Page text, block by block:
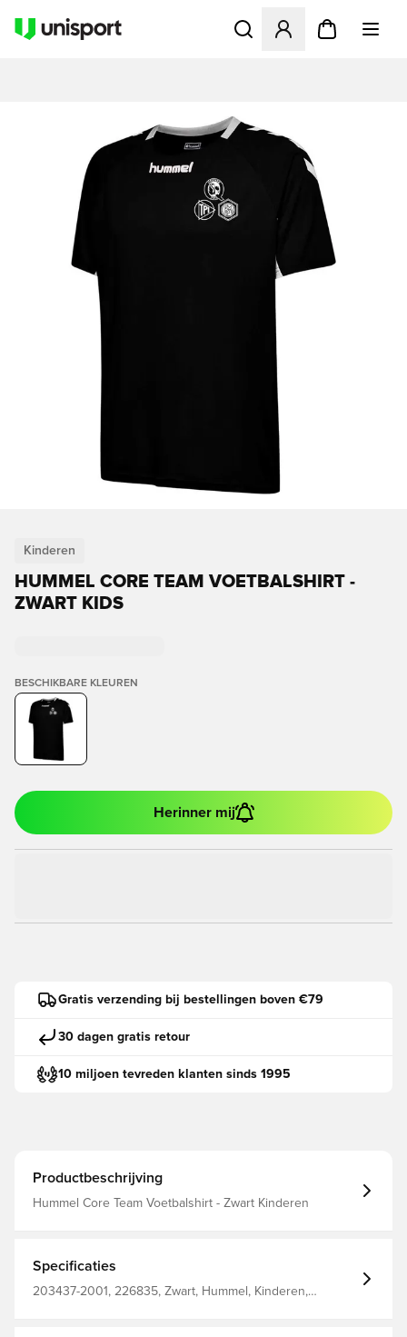
Opent een venster om in
Kinderen
HUMMEL CORE TEAM VOETBALSHIRT -
ZWART KIDS
BESCHIKBARE KLEUREN
Herinner mij
Gratis verzending bij bestellingen boven €79
30 dagen gratis retour
10 miljoen tevreden klanten sinds 1995
Productbeschrijving
Hummel Core Team Voetbalshirt - Zwart Kinderen
Specificaties
203437-2001, 226835, Zwart, Hummel, Kinderen,